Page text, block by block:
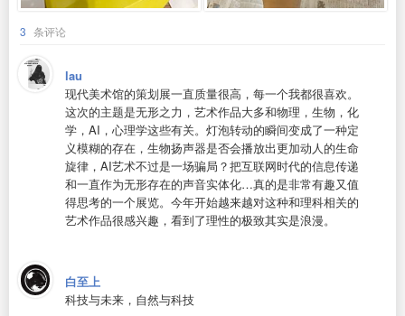
3 条评论
lau
现代美术馆的策划展一直质量很高，每一个我都很喜欢。
这次的主题是无形之力，艺术作品大多和物理，生物，化
学，AI，心理学这些有关。灯泡转动的瞬间变成了一种定
义模糊的存在，生物扬声器是否会播放出更加动人的生命
旋律，AI艺术不过是一场骗局？把互联网时代的信息传递
和一直作为无形存在的声音实体化…真的是非常有趣又值
得思考的一个展览。今年开始越来越对这种和理科相关的
艺术作品很感兴趣，看到了理性的极致其实是浪漫。
白至上
科技与未来，自然与科技